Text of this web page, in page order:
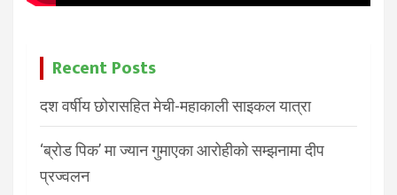
Recent Posts
दश वर्षीय छोरासहित मेची-महाकाली साइकल यात्रा
‘ब्रोड पिक’ मा ज्यान गुमाएका आरोहीको सम्झनामा दीप
प्रज्वलन